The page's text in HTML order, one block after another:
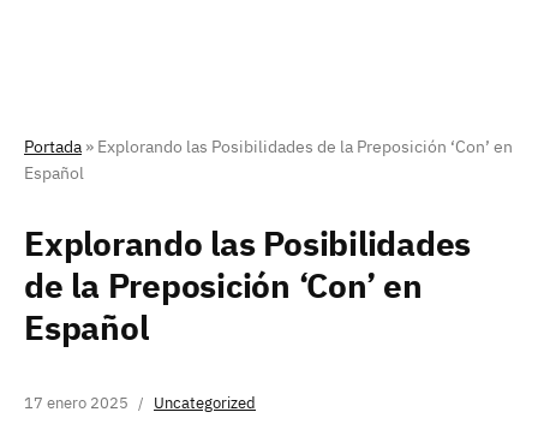
Portada » Explorando las Posibilidades de la Preposición ‘Con’ en
Español
Explorando las Posibilidades
de la Preposición ‘Con’ en
Español
17 enero 2025 Uncategorized